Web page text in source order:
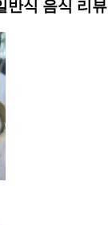
반식 음식 리뷰